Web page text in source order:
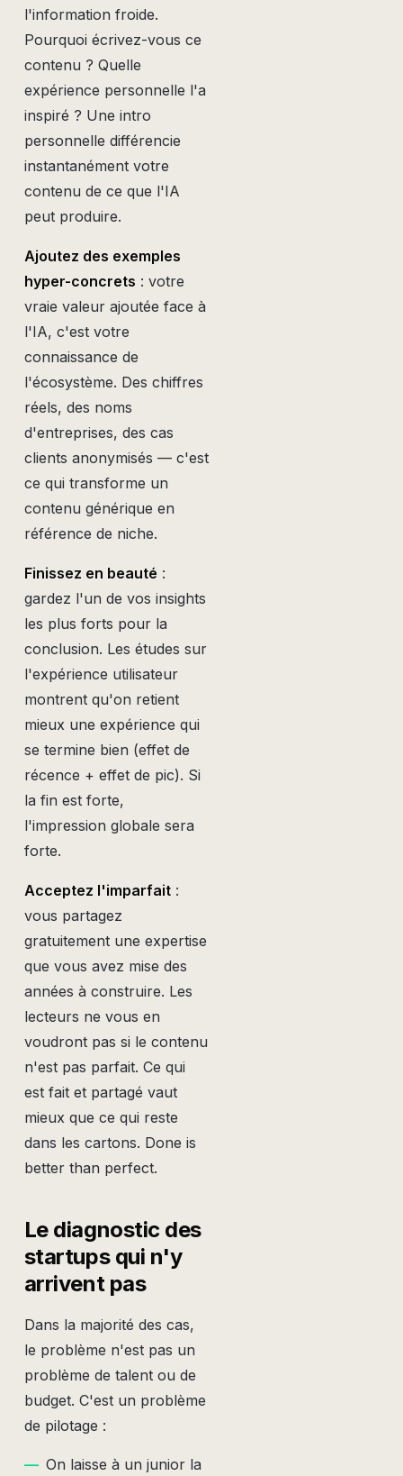
l'information froide.
Pourquoi écrivez-vous ce
contenu ? Quelle
expérience personnelle l'a
inspiré ? Une intro
personnelle différencie
instantanément votre
contenu de ce que l'IA
peut produire.
Ajoutez des exemples
hyper-concrets : votre
vraie valeur ajoutée face à
l'IA, c'est votre
connaissance de
l'écosystème. Des chiffres
réels, des noms
d'entreprises, des cas
clients anonymisés — c'est
ce qui transforme un
contenu générique en
référence de niche.
Finissez en beauté :
gardez l'un de vos insights
les plus forts pour la
conclusion. Les études sur
l'expérience utilisateur
montrent qu'on retient
mieux une expérience qui
se termine bien (effet de
récence + effet de pic). Si
la fin est forte,
l'impression globale sera
forte.
Acceptez l'imparfait:
vous partagez
gratuitement une expertise
que vous avez mise des
années à construire. Les
lecteurs ne vous en
voudront pas si le contenu
n'est pas parfait. Ce qui
est fait et partagé vaut
mieux que ce qui reste
dans les cartons. Done is
better than perfect.
Le diagnostic des
startups qui n'y
arrivent pas
Dans la majorité des cas,
le problème n'est pas un
problème de talent ou de
budget. C'est un problème
de pilotage :
— On laisse à un junior la